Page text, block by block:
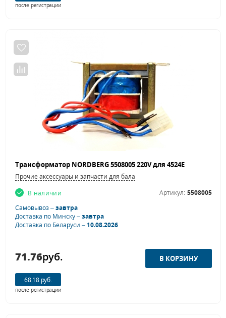
после регистрации
Трансформатор NORDBERG 5508005 220V для 4524E
Прочие аксессуары и запчасти для балансировочных станков
В наличии
Артикул: 5508005
Самовывоз –завтра
Доставка по Минску –завтра
Доставка по Беларуси –10.08.2026
71.76руб.
68.18 руб.
после регистрации